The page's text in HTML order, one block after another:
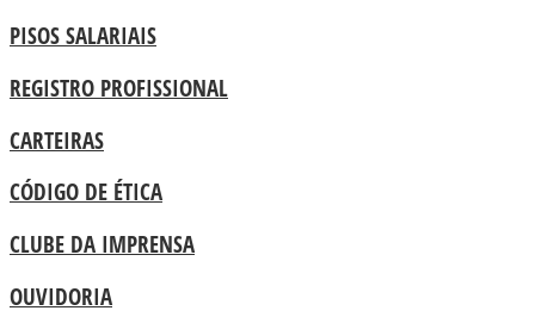
PISOS SALARIAIS
REGISTRO PROFISSIONAL
CARTEIRAS
CÓDIGO DE ÉTICA
CLUBE DA IMPRENSA
OUVIDORIA